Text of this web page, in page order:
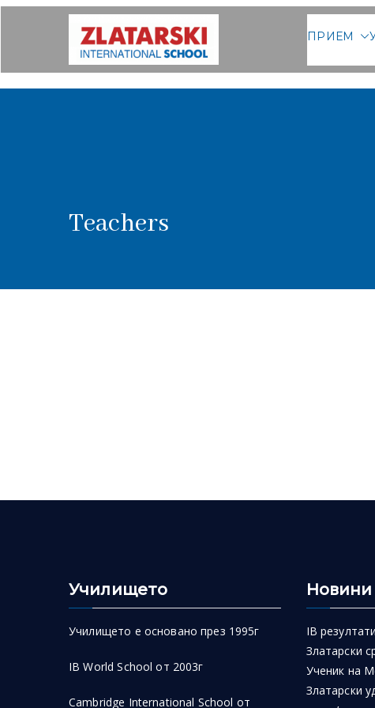
ПРИЕМ
Teachers
Училището
Училището е основано през 1995г
IB World School от 2003г
Cambridge International School от
Новини
IB
Златарски
Ученик на
Златарски